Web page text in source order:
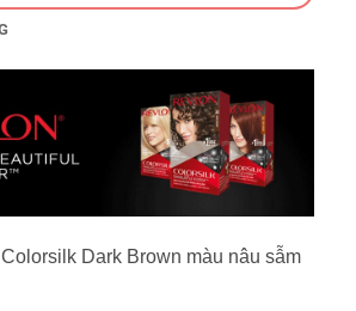
Dark Brown màu nâu sẫm